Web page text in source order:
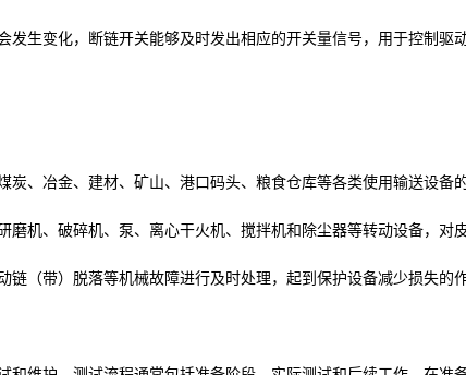
发生变化，断链开关能够及时发出相应的开关量信号，用于控制驱
炭、冶金、建材、矿山、港口码头、粮食仓库等各类使用输送设备
磨机、破碎机、泵、离心干火机、搅拌机和除尘器等转动设备，对
（带）脱落等机械故障进行及时处理，起到保护设备减少损失的